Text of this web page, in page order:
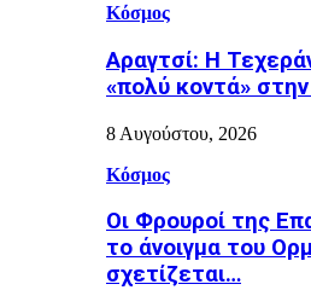
Κόσμος
Αραγτσί: Η
«πολύ κοντά»
8 Αυγούστου, 2026
Κόσμος
Οι Φρουροί της
το άνοιγμα του
σχετίζεται…